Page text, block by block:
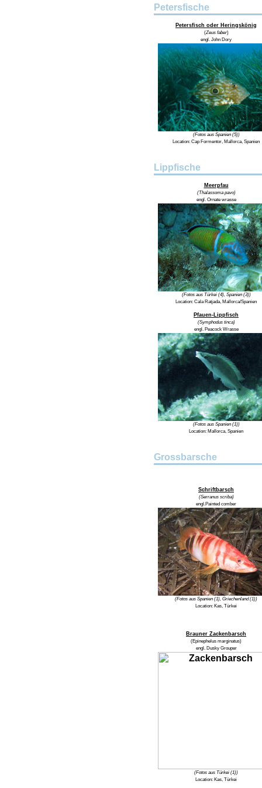
Petersfische
Petersfisch oder Heringskönig
(Zeus faber)
engl. John Dory
(Fotos aus Spanien (5))
Location: Cap Formentor, Mallorca, Spanien
Lippfische
Meerpfau
(Thalassoma pavo)
engl. Ornate wrasse
(Fotos aus Türkei (4), Spanien (3))
Location: Cala Ratjada, Mallorca/Spanien
Pfauen-Lippfisch
(Symphodus tinca)
engl. Peacock Wrasse
(Fotos aus Spanien (1))
Location: Mallorca, Spanien
Grossbarsche
Schriftbarsch
(Serranus scriba)
engl.Painted comber
(Fotos aus Spanien (1), Griechenland (1))
Location: Kas, Türkei
Brauner Zackenbarsch
(Epinephelus marginatus)
engl. Dusky Grouper
(Fotos aus Türkei (1))
Location: Kas, Türkei